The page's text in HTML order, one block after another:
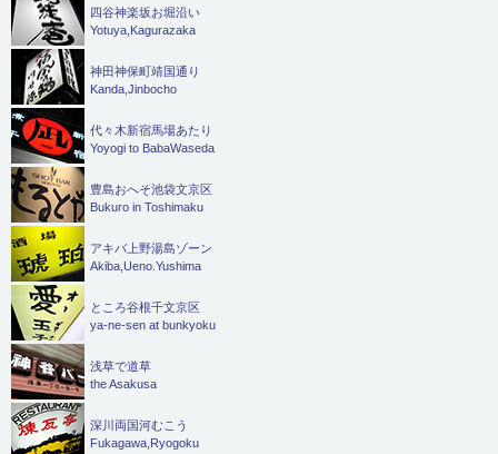
四谷神楽坂お堀沿い
Yotuya,Kagurazaka
神田神保町靖国通り
Kanda,Jinbocho
代々木新宿馬場あたり
Yoyogi to BabaWaseda
豊島おへそ池袋文京区
Bukuro in Toshimaku
アキバ上野湯島ゾーン
Akiba,Ueno.Yushima
ところ谷根千文京区
ya-ne-sen at bunkyoku
浅草で道草
the Asakusa
深川両国河むこう
Fukagawa,Ryogoku